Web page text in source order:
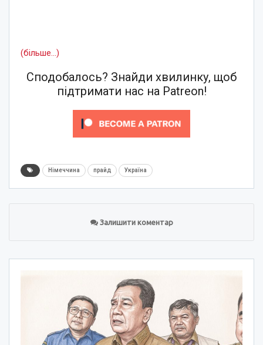
(більше…)
Сподобалось? Знайди хвилинку, щоб
підтримати нас на Patreon!
Німеччина прайд Україна
Залишити коментар